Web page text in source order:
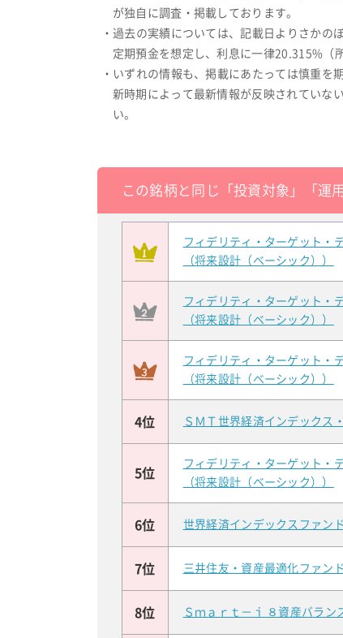
が独自に調査・掲載しております。
・過去の実績については、記載日よりさかの
定期預金を想定し、利息に一律20.315%（
・いずれの情報も、掲載にあたっては慎重を
新時期によって最新情報が反映されていな
い。
この銘柄と同じ「投資対象」「運
フィデリティ・ターゲット・
（将来設計（ベーシック））
フィデリティ・ターゲット・
（将来設計（ベーシック））
フィデリティ・ターゲット・
（将来設計（ベーシック））
4位 ＳＭＴ世界経済インデックス
5位
フィデリティ・ターゲット・
（将来設計（ベーシック））
6位 世界経済インデックスファン
7位 三井住友・資産最適化ファン
8位 Ｓｍａｒｔ－ｉ ８資産バラン